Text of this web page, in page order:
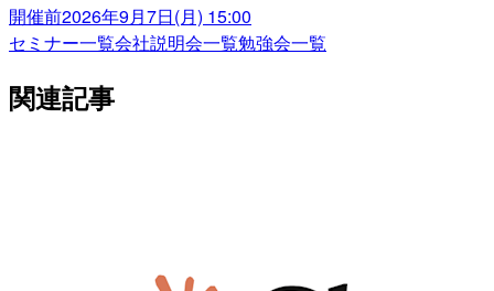
開催前2026年9月7日(月) 15:00
セミナー一覧会社説明会一覧勉強会一覧
関連記事